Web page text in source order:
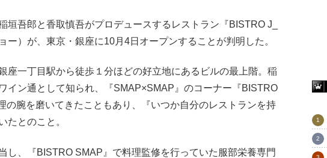
垣吾郎と香取慎吾がプロデュースするレストラン『BISTRO J_
ー）が、東京・銀座に10月4日オープンすることが判明した。
座一丁目駅から徒歩１分ほどの好立地にあるビルの最上階。稲
イン通として知られ、『SMAP×SMAP』のコーナー『BISTRO
の腕を磨いてきたこともあり、『いつか自分のレストランを持
たとのこと。
し、『BISTRO SMAP』で料理監修を行っていた服部栄養専門